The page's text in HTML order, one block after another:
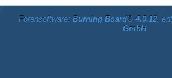
Forensoftware: Burning Board® 4.0.12,
GmbH